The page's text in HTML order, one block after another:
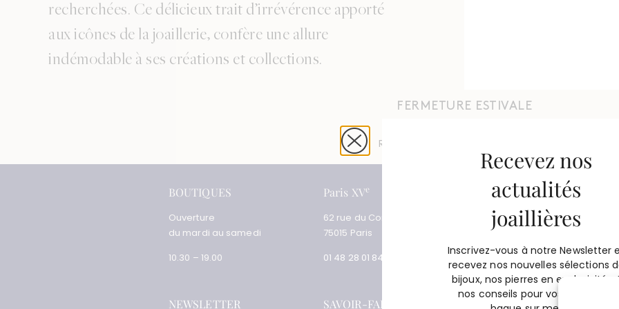
recherchées. Ce délicieux trait d’irrévérence apporté
aux icônes de la joaillerie, confère une allure
indémodable à ses créations et collections.
FERMETURE ESTIVALE
Réouverture le 1er septembre 2026
BOUTIQUES
Ouverture
du mardi au samedi
10.30 – 19.00
Paris XVe
62 rue du Commerce
75015 Paris
01 48 28 01 84
Paris XVIIe
3 place des Ternes
75017 Paris
01 53 81 69 08
NEWSLETTER SAVOIR-FAIRE SERVICES
Recevez nos
actualités
joaillières
Inscrivez-vous à notre Newsletter
recevez nos nouvelles sélections
bijoux, nos pierres en exclusivité et
nos conseils pour vos projets de